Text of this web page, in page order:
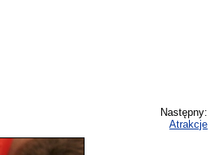
Następny:
Atrakcje